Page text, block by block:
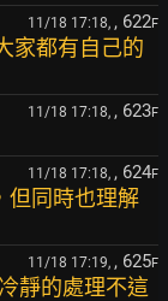
11/18 17:18, , 622F
家都有自己的
11/18 17:18, , 623F
11/18 17:18, , 624F
但同時也理解
11/18 17:19, , 625F
靜的處理不這